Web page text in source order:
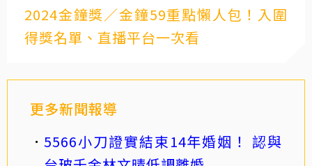
2024金鐘獎／金鐘59重點懶人包！入圍
得獎名單、直播平台一次看
更多新聞報導
5566小刀證實結束14年婚姻！ 認與